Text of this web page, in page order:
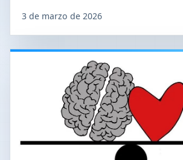
3 de marzo de 2026